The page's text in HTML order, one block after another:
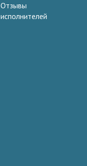
Отзывы
исполнителей